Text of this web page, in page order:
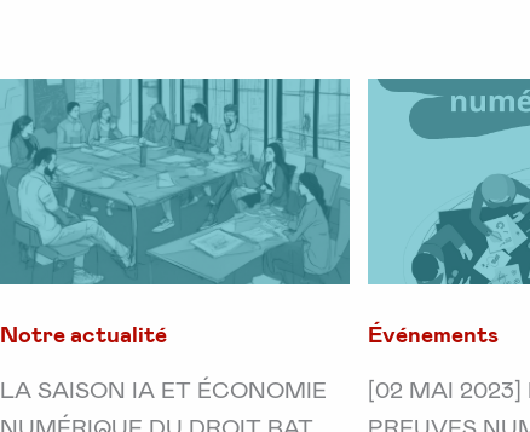
Notre actualité
LA SAISON IA ET ÉCONOMIE
NUMÉRIQUE DU DROIT BAT
Événements
[02 MAI 2023]
PREUVES